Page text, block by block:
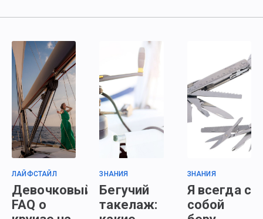
ЛАЙФСТАЙЛ
Девочковый
FAQ о
ЗНАНИЯ
Бегучий
такелаж:
ЗНАНИЯ
Я всегда с
собой